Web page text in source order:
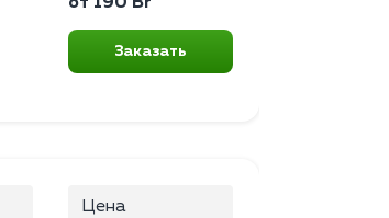
от 190 Br
Заказать
Цена